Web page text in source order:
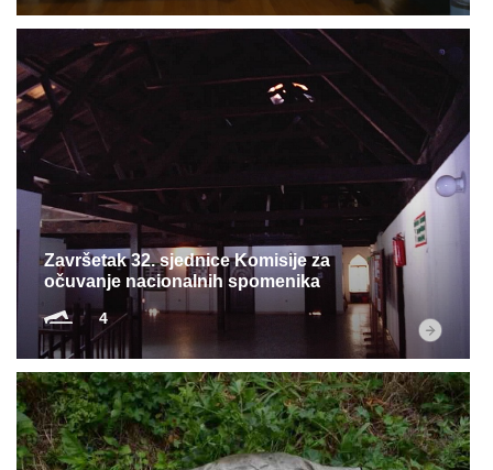
Završetak 32. sjednice Komisije za
očuvanje nacionalnih spomenika
4